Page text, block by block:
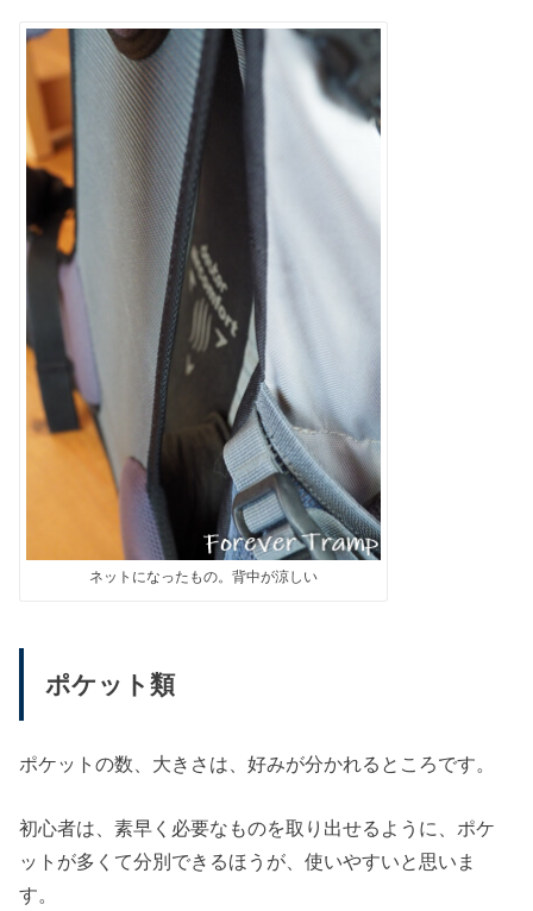
ネットになったもの。背中が涼しい
ポケット類
ポケットの数、大きさは、好みが分かれるところです。
初心者は、素早く必要なものを取り出せるように、ポケ
ットが多くて分別できるほうが、使いやすいと思いま
す。